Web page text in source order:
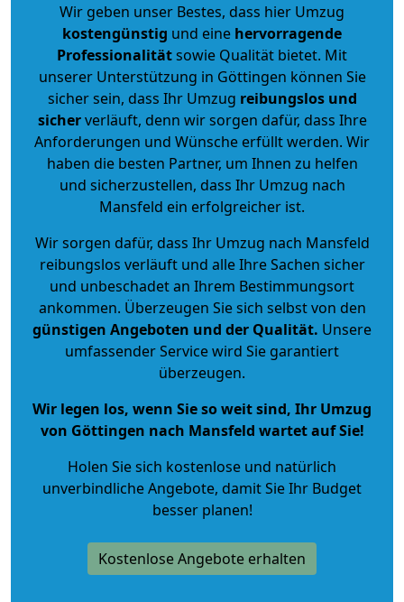
Wir geben unser Bestes, dass hier Umzug
kostengünstig und eine hervorragende
Professionalitätsowie Qualität bietet. Mit
unserer Unterstützung in Göttingen können Sie
sicher sein, dass Ihr Umzug reibungslos und
sicherverläuft, denn wir sorgen dafür, dass Ihre
Anforderungen und Wünsche erfüllt werden. Wir
haben die besten Partner, um Ihnen zu helfen
und sicherzustellen, dass Ihr Umzug nach
Mansfeld ein erfolgreicher ist.
Wir sorgen dafür, dass Ihr Umzug nach Mansfeld
reibungslos verläuft und alle Ihre Sachen sicher
und unbeschadet an Ihrem Bestimmungsort
ankommen. Überzeugen Sie sich selbst von den
günstigen Angeboten und der Qualität. Unsere
umfassender Service wird Sie garantiert
überzeugen.
Wir legen los, wenn Sie so weit sind, Ihr Umzug
von Göttingen nach Mansfeld wartet auf Sie!
Holen Sie sich kostenlose und natürlich
unverbindliche Angebote, damit Sie Ihr Budget
besser planen!
Kostenlose Angebote erhalten